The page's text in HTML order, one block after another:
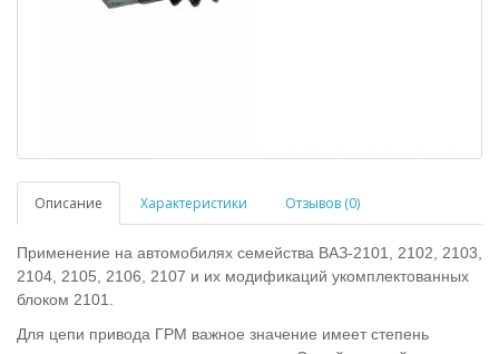
Описание Характеристики Отзывов (0)
Применение на автомобилях семейства ВАЗ-2101, 2102, 2103,
2104, 2105, 2106, 2107 и их модификаций укомплектованных
блоком 2101.
Для цепи привода ГРМ важное значение имеет степень